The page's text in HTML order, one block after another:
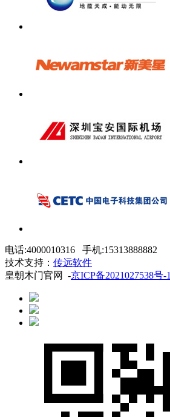
电话:4000010316 手机:15313888882
技术支持： 传远软件
皇朝木门官网 -京ICP备2021027538号-1